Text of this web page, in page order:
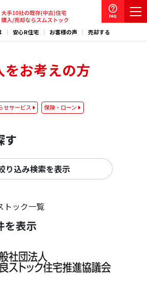
安心R住宅 お客様の声 売却する
をお考えの方
せサービス 保険・ローン
す
り込み検索を表示
トック一覧
を表示